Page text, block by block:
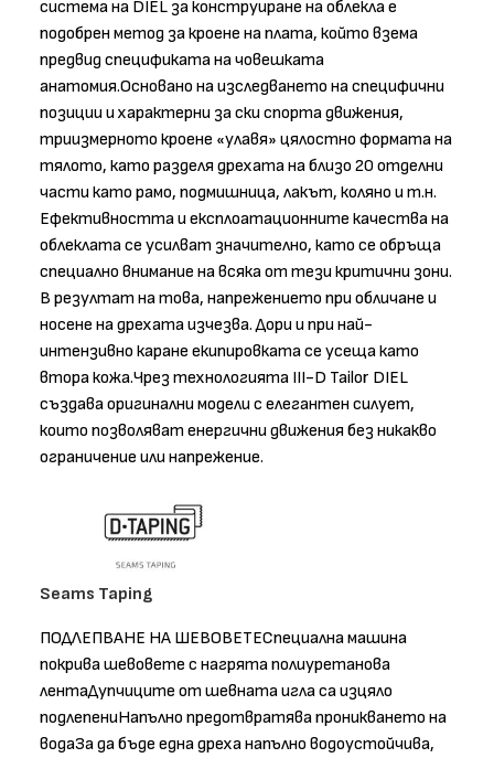
система на DIEL за конструиране на облекла е
подобрен метод за кроене на плата, който взема
предвид спецификата на човешката
анатомия.Основано на изследването на специфични
позиции и характерни за ски спорта движения,
триизмерното кроене «улавя» цялостно формата на
тялото, като разделя дрехата на близо 20 отделни
части като рамо, подмишница, лакът, коляно и т.н.
Ефективността и експлоатационните качества на
облеклата се усилват значително, като се обръща
специално внимание на всяка от тези критични зони.
В резултат на това, напрежението при обличане и
носене на дрехата изчезва. Дори и при най-
интензивно каране екипировката се усеща като
втора кожа.Чрез технологията III-D Tailor DIEL
създава оригинални модели с елегантен силует,
които позволяват енергични движения без никакво
ограничение или напрежение.
Seams Taping
ПОДЛЕПВАНЕ НА ШЕВОВЕТЕСпециална машина
покрива шевовете с нагрята полиуретанова
лентаДупчиците от шевната игла са изцяло
подлепениНапълно предотвратява проникването на
водаЗа да бъде една дреха напълно водоустойчива,